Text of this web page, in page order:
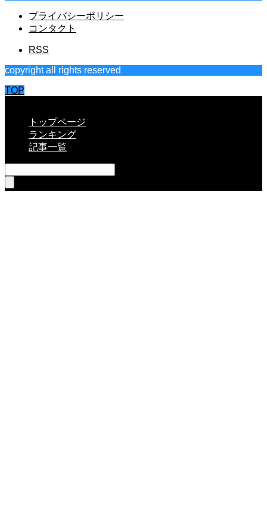
プライバシーポリシー
コンタクト
RSS
copyright all rights reserved
TOP
トップページ
ランキング
記事一覧